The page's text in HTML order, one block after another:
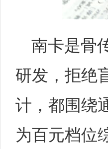
南卡是骨
研发，拒绝
计，都围绕
为百元档位